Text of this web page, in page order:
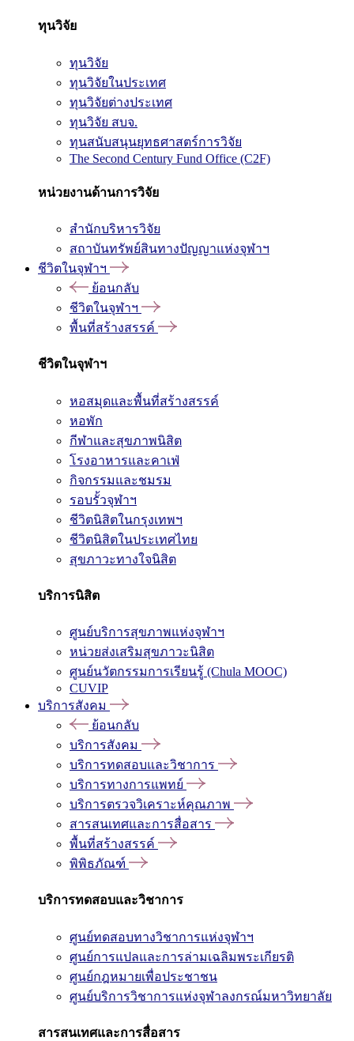
ทุนวิจัย
ทุนวิจัย
ทุนวิจัยในประเทศ
ทุนวิจัยต่างประเทศ
ทุนวิจัย สบจ.
ทุนสนับสนุนยุทธศาสตร์การวิจัย
The Second Century Fund Office (C2F)
หน่วยงานด้านการวิจัย
สำนักบริหารวิจัย
สถาบันทรัพย์สินทางปัญญาแห่งจุฬาฯ
ชีวิตในจุฬาฯ
ย้อนกลับ
ชีวิตในจุฬาฯ
พื้นที่สร้างสรรค์
ชีวิตในจุฬาฯ
หอสมุดและพื้นที่สร้างสรรค์
หอพัก
กีฬาและสุขภาพนิสิต
โรงอาหารและคาเฟ่
กิจกรรมและชมรม
รอบรั้วจุฬาฯ
ชีวิตนิสิตในกรุงเทพฯ
ชีวิตนิสิตในประเทศไทย
สุขภาวะทางใจนิสิต
บริการนิสิต
ศูนย์บริการสุขภาพแห่งจุฬาฯ
หน่วยส่งเสริมสุขภาวะนิสิต
ศูนย์นวัตกรรมการเรียนรู้ (Chula MOOC)
CUVIP
บริการสังคม
ย้อนกลับ
บริการสังคม
บริการทดสอบและวิชาการ
บริการทางการแพทย์
บริการตรวจวิเคราะห์คุณภาพ
สารสนเทศและการสื่อสาร
พื้นที่สร้างสรรค์
พิพิธภัณฑ์
บริการทดสอบและวิชาการ
ศูนย์ทดสอบทางวิชาการแห่งจุฬาฯ
ศูนย์การแปลและการล่ามเฉลิมพระเกียรติ
ศูนย์กฎหมายเพื่อประชาชน
ศูนย์บริการวิชาการแห่งจุฬาลงกรณ์มหาวิทยาลัย
สารสนเทศและการสื่อสาร